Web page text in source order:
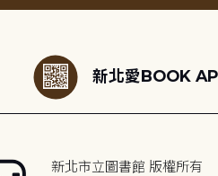
新北愛BOOK
新北市立圖書館 版權所有